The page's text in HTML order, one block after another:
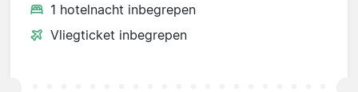
1 hotelnacht inbegrepen
Vliegticket inbegrepen